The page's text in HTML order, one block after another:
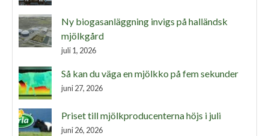
Ny biogasanläggning invigs på halländsk
mjölkgård
juli 1, 2026
Så kan du väga en mjölkko på fem sekunder
juni 27, 2026
Priset till mjölkproducenterna höjs i juli
juni 26, 2026